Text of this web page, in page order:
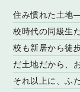
住み慣れた土地
校時代の同級生
校も新居から徒
だ土地だから、
それ以上に、ふ